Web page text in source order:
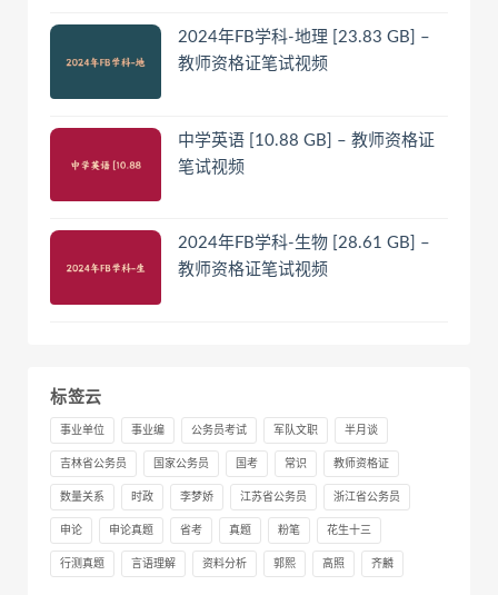
2024年FB学科-地理 [23.83 GB] –
教师资格证笔试视频
中学英语 [10.88 GB] – 教师资格证
笔试视频
2024年FB学科-生物 [28.61 GB] –
教师资格证笔试视频
标签云
事业单位 事业编 公务员考试 军队文职 半月谈
吉林省公务员 国家公务员 国考 常识 教师资格证
数量关系 时政 李梦娇 江苏省公务员 浙江省公务员
申论 申论真题 省考 真题 粉笔 花生十三
行测真题 言语理解 资料分析 郭熙 高照 齐麟